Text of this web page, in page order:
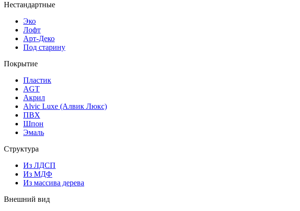
Нестандартные
Эко
Лофт
Арт-Деко
Под старину
Покрытие
Пластик
AGT
Акрил
Alvic Luxe (Алвик Люкс)
ПВХ
Шпон
Эмаль
Структура
Из ЛДСП
Из МДФ
Из массива дерева
Внешний вид